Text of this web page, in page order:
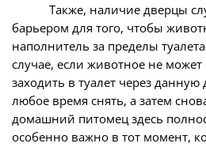
Также, наличие дверцы
барьером для того, чтобы
наполнитель за пределы
случае, если животное не может
заходить в туалет через
любое время снять, а затем
домашний питомец здесь
особенно важно в тот момент,